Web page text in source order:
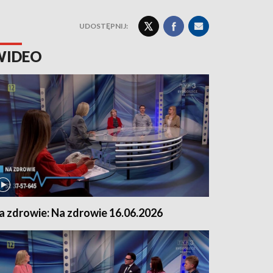
UDOSTĘPNIJ:
zdrowie: Na zdrowie 16.06.2026